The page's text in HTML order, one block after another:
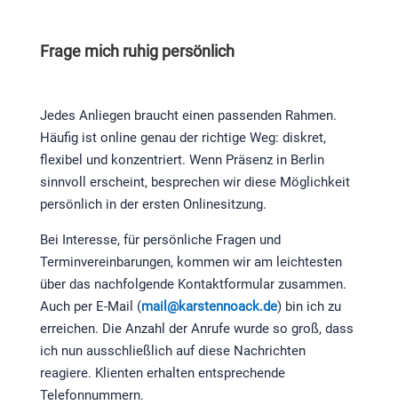
Frage mich ruhig persönlich
Jedes Anliegen braucht einen passenden Rahmen.
Häufig ist online genau der richtige Weg: diskret,
flexibel und konzentriert. Wenn Präsenz in Berlin
sinnvoll erscheint, besprechen wir diese Möglichkeit
persönlich in der ersten Onlinesitzung.
Bei Interesse, für persönliche Fragen und
Terminvereinbarungen, kommen wir am leichtesten
über das nachfolgende Kontaktformular zusammen.
Auch per E-Mail (mail@karstennoack.de) bin ich zu
erreichen. Die Anzahl der Anrufe wurde so groß, dass
ich nun ausschließlich auf diese Nachrichten
reagiere. Klienten erhalten entsprechende
Telefonnummern.